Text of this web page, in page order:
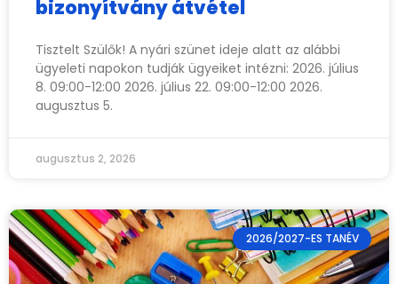
bizonyítvány átvétel
Tisztelt Szülők! A nyári szünet ideje alatt az alábbi
ügyeleti napokon tudják ügyeiket intézni: 2026. július
8. 09:00-12:00 2026. július 22. 09:00-12:00 2026.
augusztus 5.
augusztus 2, 2026
2026/2027-ES TANÉV